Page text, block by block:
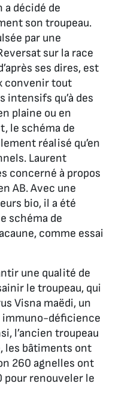
a décidé de
son troupeau.
par une
sur la race
ses dires, est
convenir tout
intensifs qu’à des
plaine ou en
le schéma de
réalisé qu’en
Laurent
concerné à propos
AB. Avec une
bio, il a été
schéma de
comme essai
une qualité de
le troupeau, qui
Visna maëdi, un
immuno-déficience
l’ancien troupeau
les bâtiments ont
260 agnelles ont
pour renouveler le